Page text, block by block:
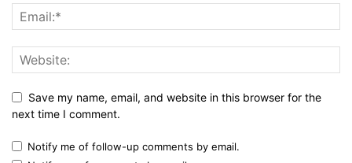
Save my name, email, and website in this browser for the
next time I comment.
Notify me of follow-up comments by email.